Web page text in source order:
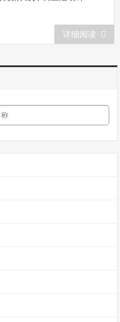
展，新理论、新知识的引进
的转变，除传统的疾病治疗
详细阅读